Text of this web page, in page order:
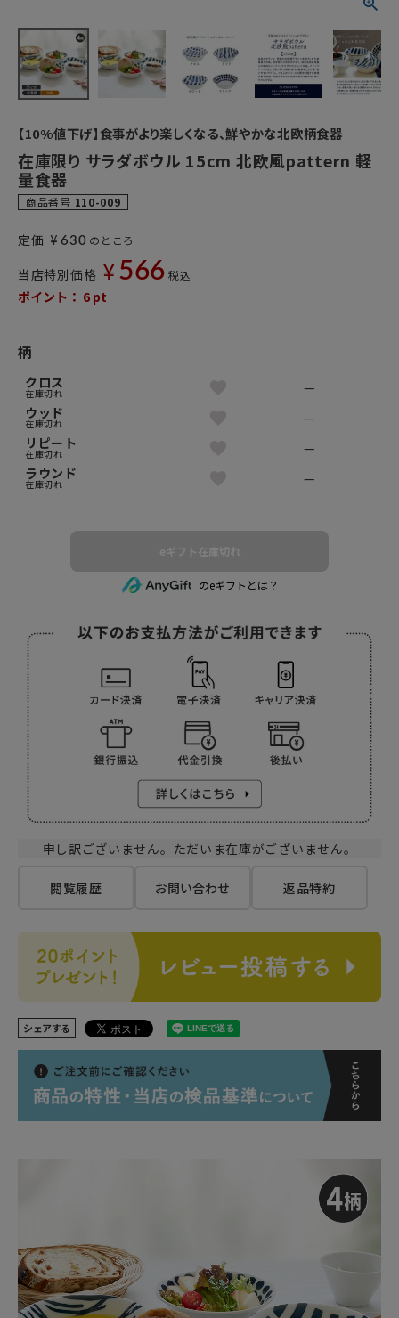
【10%値下げ】食事がより楽しくなる、鮮やかな北欧柄食器
在庫限り サラダボウル 15cm 北欧風pattern 軽
量食器
商品番号 110-009
定価 ¥ 630 のところ
当店特別価格 ¥ 566 税込
ポイント： 6 pt
柄
クロス
在庫切れ
—
ウッド
在庫切れ
—
リピート
在庫切れ
—
ラウンド
在庫切れ —
eギフト在庫切れ
のeギフトとは？
申し訳ございません。ただいま在庫がございません。
閲覧履歴 お問い合わせ 返品特約
シェアする